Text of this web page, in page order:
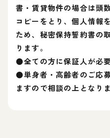
書・賃貸物件の場合は頭
コピーをとり、個人情報
ため、秘密保持誓約書の
ります。
●全ての方に保証人が必要
●単身者・高齢者のご応
ますので相談の上となりま